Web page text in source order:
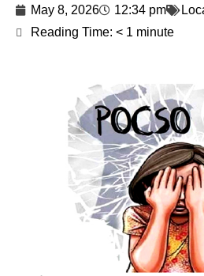
May 8, 2026 12:34 pm
Reading Time: < 1 minute